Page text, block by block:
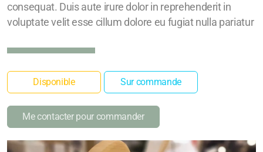
consequat. Duis aute irure dolor in reprehenderit in
voluptate velit esse cillum dolore eu fugiat nulla pariatur
Disponible Sur commande
Me contacter pour commander